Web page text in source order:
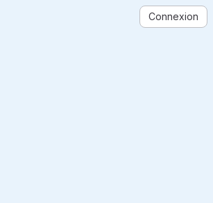
Connexion